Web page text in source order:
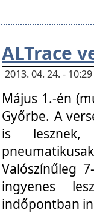
ALTrace
2013. 04. 24. -
Május 1.-én
Győrbe. A
is lesznek,
Valószínűleg
ingyenes
indőpontban